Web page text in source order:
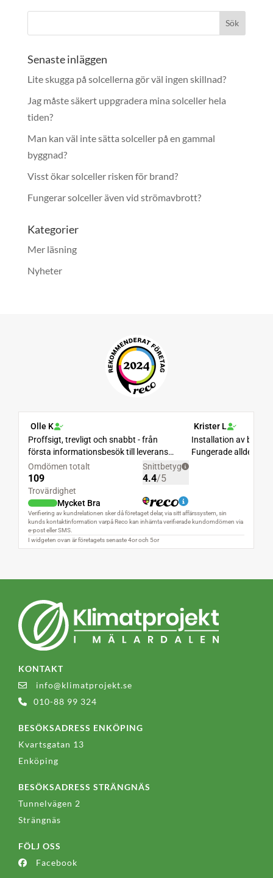
Senaste inläggen
Lite skugga på solcellerna gör väl ingen skillnad?
Jag måste säkert uppgradera mina solceller hela
tiden?
Man kan väl inte sätta solceller på en gammal
byggnad?
Visst ökar solceller risken för brand?
Fungerar solceller även vid strömavbrott?
Kategorier
Mer läsning
Nyheter
KONTAKT
info@klimatprojekt.se
010-88 99 324
BESÖKSADRESS ENKÖPING
Kvartsgatan 13
Enköping
BESÖKSADRESS STRÄNGNÄS
Tunnelvägen 2
Strängnäs
FÖLJ OSS
Facebook